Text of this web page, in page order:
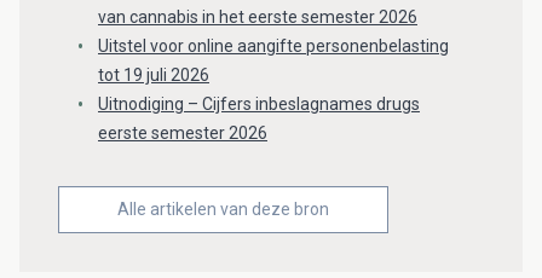
van cannabis in het eerste semester 2026
Uitstel voor online aangifte personenbelasting
tot 19 juli 2026
Uitnodiging – Cijfers inbeslagnames drugs
eerste semester 2026
Alle artikelen van deze bron